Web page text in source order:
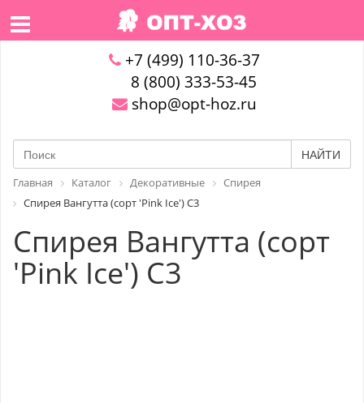
+7 (499) 110-36-37
8 (800) 333-53-45
shop@opt-hoz.ru
НАЙТИ
Главная Каталог Декоративные
Спирея
Спирея Вангутта (сорт 'Pink Ice') C3
Спирея Вангутта (сорт
'Pink Ice') C3